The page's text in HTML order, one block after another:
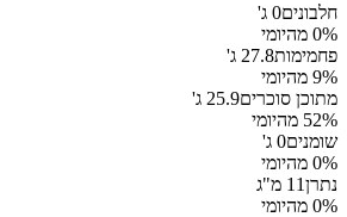
חלבונים0 ג'
0% מהיומי
פחמימות27.8 ג'
9% מהיומי
מתוכן סוכרים25.9 ג'
52% מהיומי
שומנים0 ג'
0% מהיומי
נתרן11 מ"ג
0% מהיומי